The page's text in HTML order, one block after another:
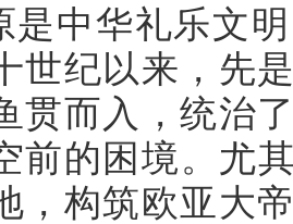
是中华礼乐文
世纪以来，先
贯而入，统治
前的困境。尤
，构筑欧亚大